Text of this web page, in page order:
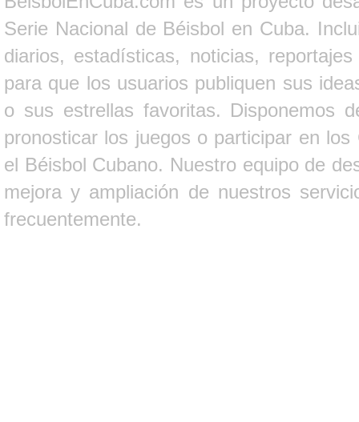
Serie Nacional de Béisbol en Cuba.
diarios, estadísticas, noticias,
para que los usuarios publiquen sus
o sus estrellas favoritas. Disponemos
pronosticar los juegos o participar en
el Béisbol Cubano. Nuestro equipo de
mejora y ampliación de nuestros
frecuentemente.